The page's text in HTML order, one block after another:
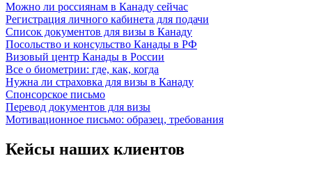
Можно ли россиянам в Канаду сейчас
Регистрация личного кабинета для подачи
Список документов для визы в Канаду
Посольство и консульство Канады в РФ
Визовый центр Канады в России
Все о биометрии: где, как, когда
Нужна ли страховка для визы в Канаду
Спонсорское письмо
Перевод документов для визы
Мотивационное письмо: образец, требования
Кейсы наших клиентов